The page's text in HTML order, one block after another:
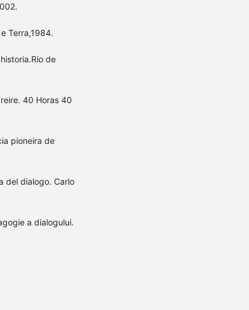
Terra,1984.
de
40 Horas 40
pioneira de
del dialogo. Carlo
a dialogului.